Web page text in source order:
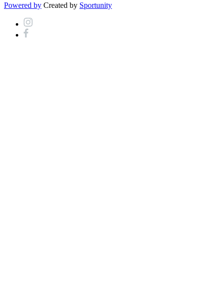
Powered by Created by Sportunity